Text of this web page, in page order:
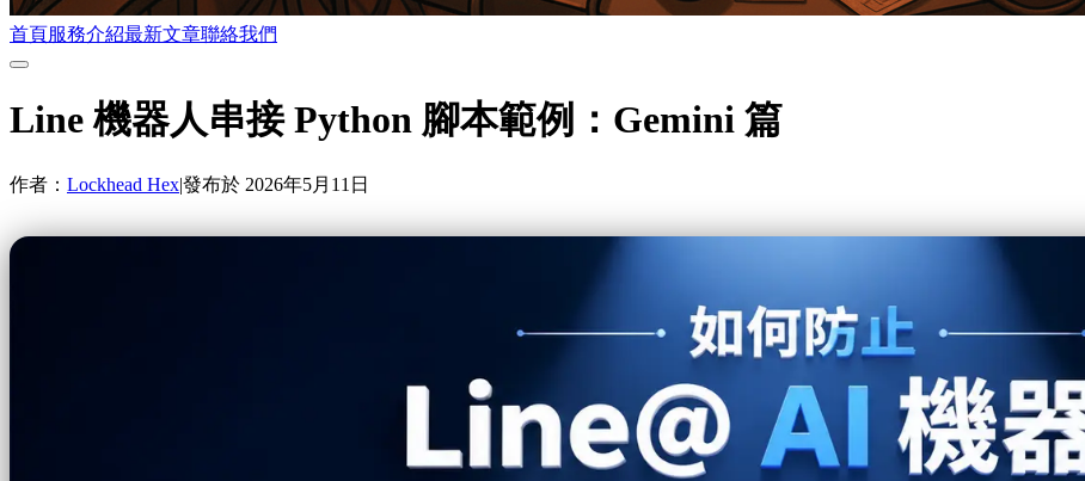
首頁服務介紹最新文章聯絡我們
Line 機器人串接 Python 腳本範例：Gemini 篇
作者： Lockhead Hex|發布於 2026年5月11日